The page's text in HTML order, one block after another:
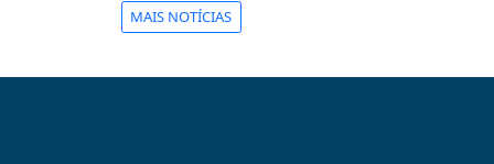
MAIS NOTÍCIAS